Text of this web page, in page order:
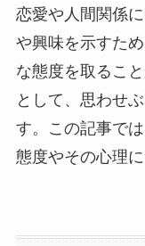
恋愛や人間関係
や興味を示すた
な態度を取るこ
として、思わせ
す。この記事で
態度やその心理